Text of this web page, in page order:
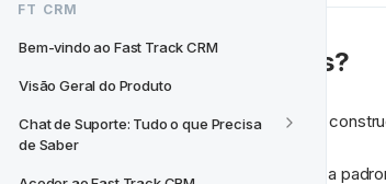
FT CRM
Bem-vindo ao Fast Track CRM
Visão Geral do Produto
Chat de Suporte: Tudo o que Precisa
de Saber
O que são Mercados?
Mercados são um dos blocos de
, estamos a